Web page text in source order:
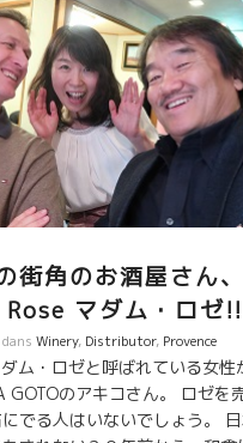
街角のお酒屋さん
マダム・ロゼ!!
Winery, Distributor, Provence
ム・ロゼと呼ばれている女性
GOTOのアキコさん。 ロゼを
でる人はいないでしょう。